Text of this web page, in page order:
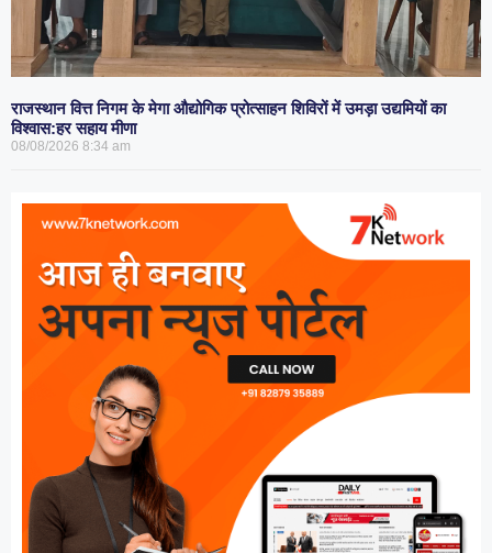
राजस्थान वित्त निगम के मेगा औद्योगिक प्रोत्साहन शिविरों में उमड़ा उद्यमियों का
विश्वास:हर सहाय मीणा
08/08/2026 8:34 am